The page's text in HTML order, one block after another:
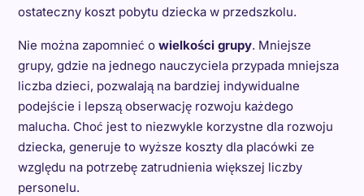
ostateczny koszt pobytu dziecka w przedszkolu.
Nie można zapomnieć o wielkości grupy. Mniejsze
grupy, gdzie na jednego nauczyciela przypada mniejsza
liczba dzieci, pozwalają na bardziej indywidualne
podejście i lepszą obserwację rozwoju każdego
malucha. Choć jest to niezwykle korzystne dla rozwoju
dziecka, generuje to wyższe koszty dla placówki ze
względu na potrzebę zatrudnienia większej liczby
personelu.